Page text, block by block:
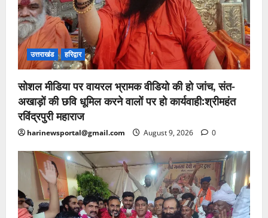
उत्तराखंड हरिद्वार
सोशल मीडिया पर वायरल भ्रामक वीडियो की हो जांच, संत-
अखाड़ों की छवि धूमिल करने वालों पर हो कार्यवाही:श्रीमहंत
रविंद्रपुरी महाराज
harinewsportal@gmail.com August 9, 2026 0